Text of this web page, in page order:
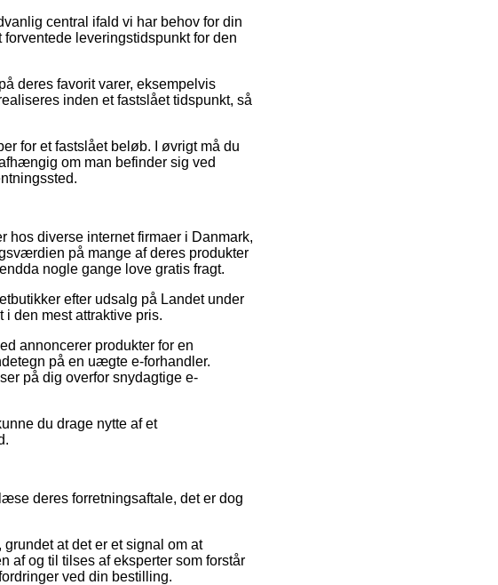
central ifald vi har behov for din
leveringstidspunkt for den
deres favorit varer, eksempelvis
inden et fastslået tidspunkt, så
for et fastslået beløb. I øvrigt må du
om man befinder sig ved
hos diverse internet firmaer i Danmark,
på mange af deres produkter
nogle gange love gratis fragt.
efter udsalg på Landet under
i den mest attraktive pris.
annoncerer produkter for en
på en uægte e-forhandler.
på dig overfor snydagtige e-
du drage nytte af et
deres forretningsaftale, det er dog
at det er et signal om at
af og til tilses af eksperter som forstår
ved din bestilling.